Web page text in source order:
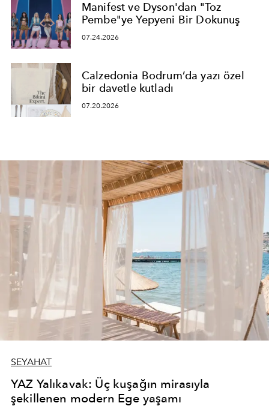
Manifest ve Dyson'dan "Toz
Pembe"ye Yepyeni Bir Dokunuş
07.24.2026
Calzedonia Bodrum’da yazı özel
bir davetle kutladı
07.20.2026
SEYAHAT
YAZ Yalıkavak: Üç kuşağın mirasıyla
şekillenen modern Ege yaşamı